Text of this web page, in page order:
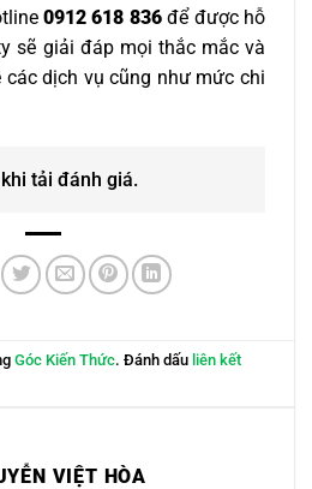
0912 618 836để được hỗ
sẽ giải đáp mọi thắc mắc và
dịch vụ cũng như mức chi
tải đánh giá.
Góc Kiến Thức. Đánh dấu liên kết
VIỆT HÒA